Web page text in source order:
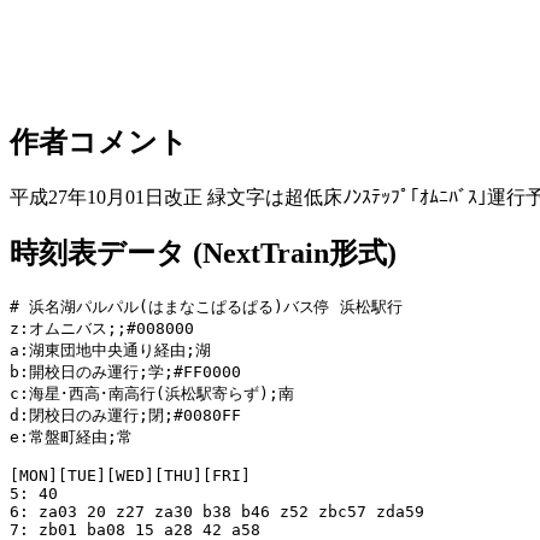
作者コメント
平成27年10月01日改正 緑文字は超低床ﾉﾝｽﾃｯﾌﾟ｢ｵﾑﾆﾊﾞｽ｣運行
時刻表データ (NextTrain形式)
# 浜名湖パルパル(はまなこぱるぱる)バス停 浜松駅行
z:オムニバス;;#008000
a:湖東団地中央通り経由;湖
b:開校日のみ運行;学;#FF0000
c:海星･西高･南高行(浜松駅寄らず);南
d:閉校日のみ運行;閉;#0080FF
e:常盤町経由;常
[MON][TUE][WED][THU][FRI]
5: 40
6: za03 20 z27 za30 b38 b46 z52 zbc57 zda59
7: zb01 ba08 15 a28 42 a58